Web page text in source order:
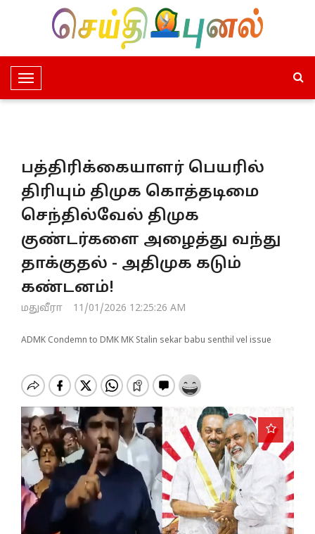
T
o
e
N
a
v
g
a
t
o
n
பத்திரிக்கையாளர் பெயரில்
திரியும் திமுக கொத்தடிமை
செந்தில்வேல் திமுக
குண்டர்களை அழைத்து வந்து
தாக்குதல் - அதிமுக கடும்
கண்டனம்!
மதுவீரா 11/01/2026 12:25:26 AM
ADMK Condemn to DMK MK Stalin sekar babu senthil vel issue